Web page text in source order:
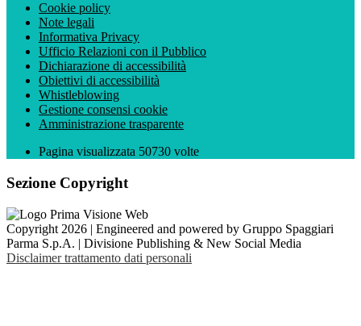
Cookie policy
Note legali
Informativa Privacy
Ufficio Relazioni con il Pubblico
Dichiarazione di accessibilità
Obiettivi di accessibilità
Whistleblowing
Gestione consensi cookie
Amministrazione trasparente
Pagina visualizzata 50730 volte
Sezione Copyright
Copyright 2026 | Engineered and powered by Gruppo Spaggiari
Parma S.p.A. | Divisione Publishing & New Social Media
Disclaimer trattamento dati personali